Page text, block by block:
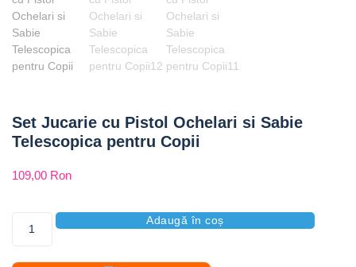
Set Jucarie cu Pistol Ochelari si Sabie
Telescopica pentru Copii
109,00 Ron
Adaugă în coș